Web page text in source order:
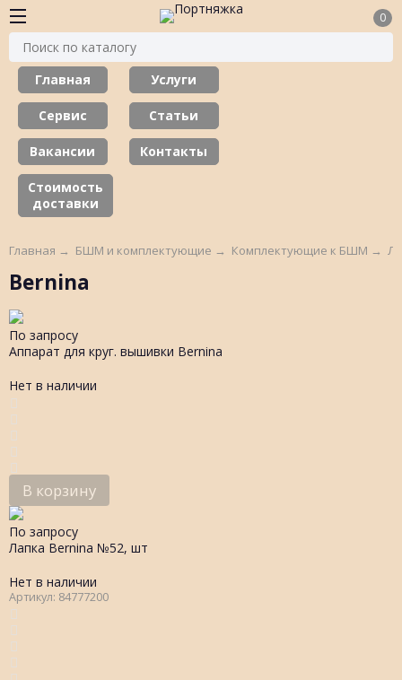
0
Главная Услуги
Сервис Статьи
Вакансии Контакты
Стоимость
доставки
Главная → БШМ и комплектующие → Комплектующие к БШМ →
Bernina
По запросу
Аппарат для круг. вышивки Bernina
Нет в наличии
В корзину
По запросу
Лапка Bernina №52, шт
Нет в наличии
Артикул: 84777200